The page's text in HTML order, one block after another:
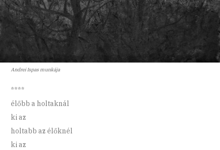
Andrei Ispas munkája
****
élőbb a holtaknál
ki az
holtabb az élőknél
ki az